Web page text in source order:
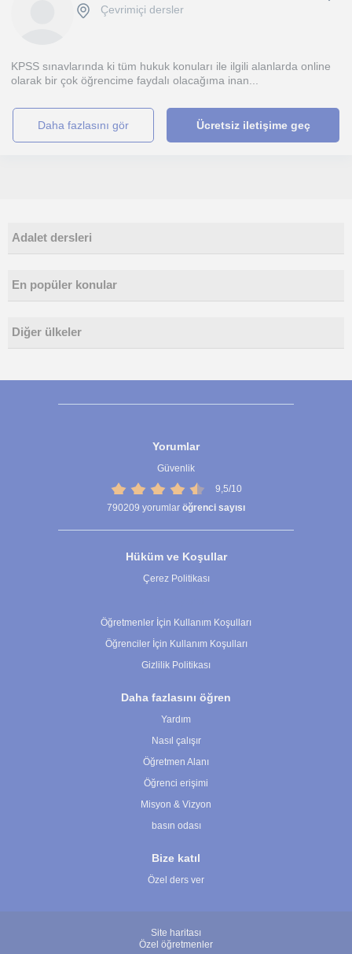
Çevrimiçi dersler
KPSS sınavlarında ki tüm hukuk konuları ile ilgili alanlarda online
olarak bir çok öğrencime faydalı olacağıma inan...
daha fazlasını gör Ücretsiz iletişime geç
Adalet dersleri
En popüler konular
Diğer ülkeler
Yorumlar
Güvenlik
9,5/10
790209 yorumlar öğrenci sayısı
Hüküm ve Koşullar
Çerez Politikası
Öğretmenler İçin Kullanım Koşulları
Öğrenciler İçin Kullanım Koşulları
Gizlilik Politikası
Daha fazlasını öğren
Yardım
Nasıl çalışır
Öğretmen Alanı
Öğrenci erişimi
Misyon & Vizyon
basın odası
Bize katıl
Özel ders ver
Site haritası
Özel öğretmenler